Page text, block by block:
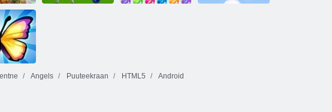
2
Angels Puuteekraan HTML5 Android